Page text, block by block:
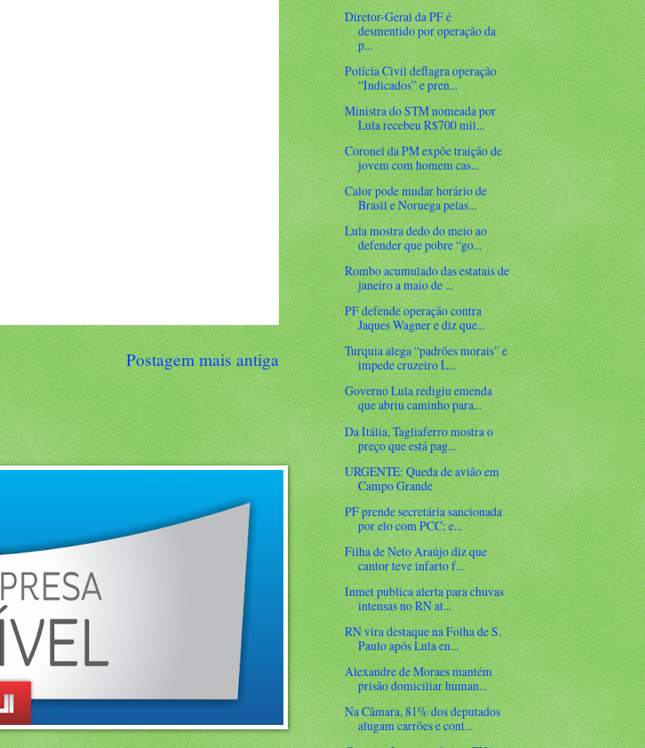
Postagem mais antiga
Diretor-Geral da PF é
desmentido por operação da
p...
Polícia Civil deflagra operação
“Indicados” e pren...
Ministra do STM nomeada por
Lula recebeu R$700 mil...
Coronel da PM expõe traição de
jovem com homem cas...
Calor pode mudar horário de
Brasil e Noruega pelas...
Lula mostra dedo do meio ao
defender que pobre “go...
Rombo acumulado das estatais de
janeiro a maio de ...
PF defende operação contra
Jaques Wagner e diz que...
Turquia alega “padrões morais” e
impede cruzeiro L...
Governo Lula redigiu emenda
que abriu caminho para...
Da Itália, Tagliaferro mostra o
preço que está pag...
URGENTE: Queda de avião em
Campo Grande
PF prende secretária sancionada
por elo com PCC; e...
Filha de Neto Araújo diz que
cantor teve infarto f...
Inmet publica alerta para chuvas
intensas no RN at...
RN vira destaque na Folha de S.
Paulo após Lula en...
Alexandre de Moraes mantém
prisão domiciliar human...
Na Câmara, 81% dos deputados
alugam carrões e cont...